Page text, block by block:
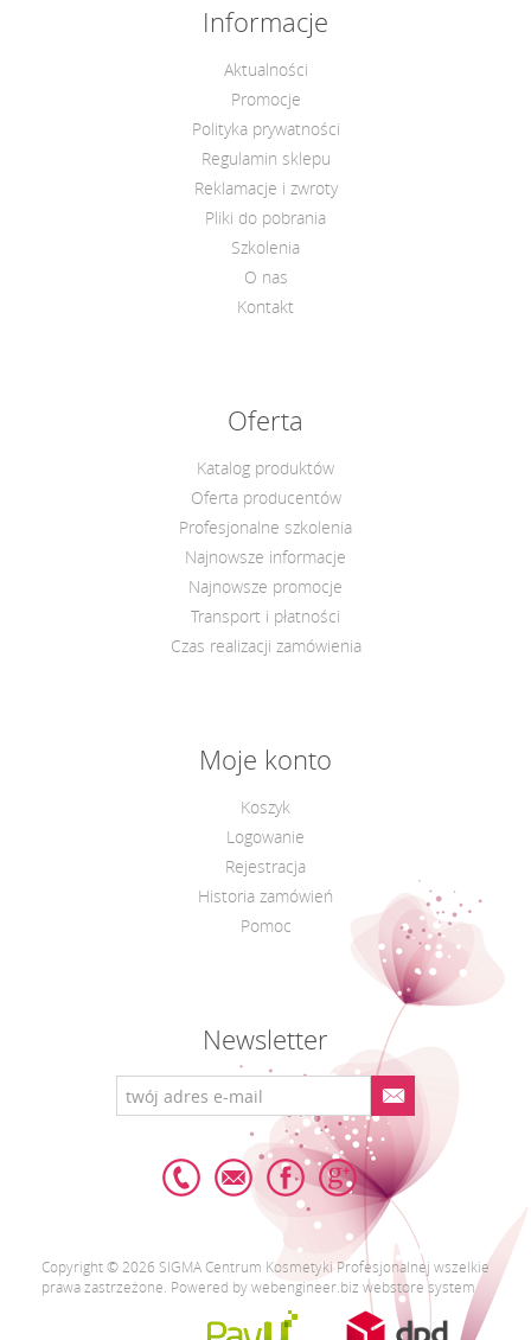
Informacje
Aktualności
Promocje
Polityka prywatności
Regulamin sklepu
Reklamacje i zwroty
Pliki do pobrania
Szkolenia
O nas
Kontakt
Oferta
Katalog produktów
Oferta producentów
Profesjonalne szkolenia
Najnowsze informacje
Najnowsze promocje
Transport i płatności
Czas realizacji zamówienia
Moje konto
Koszyk
Logowanie
Rejestracja
Historia zamówień
Pomoc
Newsletter
Copyright © 2026 SIGMA Centrum Kosmetyki Profesjonalnej wszelkie
prawa zastrzeżone. Powered by webengineer.biz webstore system